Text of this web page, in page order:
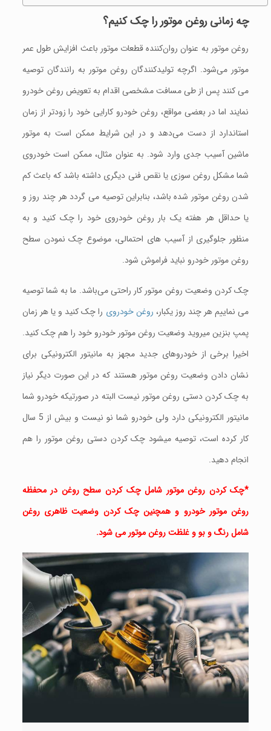
چه زمانیروغن موتور را چک کنیم؟
روغن موتور به عنوان روان‌کننده قطعات موتور باعث افزایش طول عمر
موتور می‌شود. اگرچه تولیدکنندگان روغن موتور به رانندگان توصیه
می کنند پس از طی مسافت مشخصی اقدام به تعویض روغن خودرو
نمایند اما در بعضی مواقع، روغن خودرو کارایی خود را زودتر از زمان
استاندارد از دست می‌دهد و در این شرایط ممکن است به موتور
ماشین آسیب جدی وارد شود. به عنوان مثال، ممکن است خودروی
شما مشکل روغن سوزی یا نقص فنی دیگری داشته باشد که باعث کم
شدن روغن موتور شده باشد، بنابراین توصیه می گردد هر چند روز و
یا حداقل هر هفته یک بار روغن خودروی خود را چک کنید و به
منظور جلوگیری از آسیب های احتمالی، موضوع چک نمودن سطح
روغن موتور خودرو نباید فراموش شود.
چک کردن وضعیت روغن موتور کار راحتی می‌باشد. ما به شما توصیه
می‌ نماییم هر چند روز یکبار، روغن خودروی را چک کنید و یا هر زمان
پمپ بنزین میروید وضعیت روغن موتور خودرو خود را هم چک کنید.
اخیرا برخی از خودرو‌های جدید مجهز به مانیتور الکترونیکی برای
نشان دادن وضعیت روغن موتور هستند که در این صورت دیگر نیاز
به چک کردن دستی روغن موتور نیست البته در صورتیکه خودرو شما
مانیتور الکترونیکی دارد ولی خودرو شما نو نیست و بیش از 5 سال
کار کرده است، توصیه میشود چک کردن دستی روغن موتور را هم
انجام دهید.
*چک کردن روغن موتور شامل چک کردن سطح روغن در محفظه
روغن موتور خودرو و همچنین چک کردن وضعیت ظاهری روغن
شامل رنگ و بو و غلظت روغن موتور می شود.